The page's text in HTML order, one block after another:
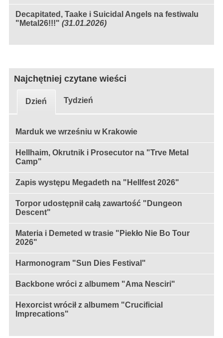
Decapitated, Taake i Suicidal Angels na festiwalu
"Metal26!!!" (31.01.2026)
Najchętniej czytane wieści
Dzień Tydzień
Marduk we wrześniu w Krakowie
Hellhaim, Okrutnik i Prosecutor na "Trve Metal
Camp"
Zapis występu Megadeth na "Hellfest 2026"
Torpor udostępnił całą zawartość "Dungeon
Descent"
Materia i Demeted w trasie "Piekło Nie Bo Tour
2026"
Harmonogram "Sun Dies Festival"
Backbone wróci z albumem "Ama Nesciri"
Hexorcist wrócił z albumem "Crucificial
Imprecations"